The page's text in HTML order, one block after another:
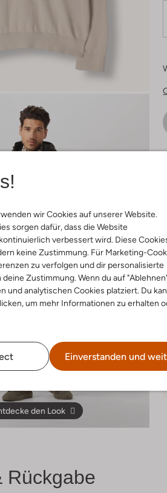
wir Cookies auf unserer Website.
sorgen dafür, dass die Website
verbessert wird. Diese
keine Zustimmung. Für Marketing-
zu verfolgen und dir personalisierte
Zustimmung. Wenn du auf
und analytischen Cookies platziert. Du
um mehr Informationen zu erhalten
Einverstanden und
den Look
Rückgabe